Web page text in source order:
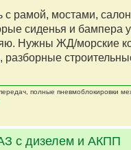
с рамой, мостами,
сиденья и бампера
Нужны ЖД/морские
полные пневмоблокировки
с дизелем и АКПП